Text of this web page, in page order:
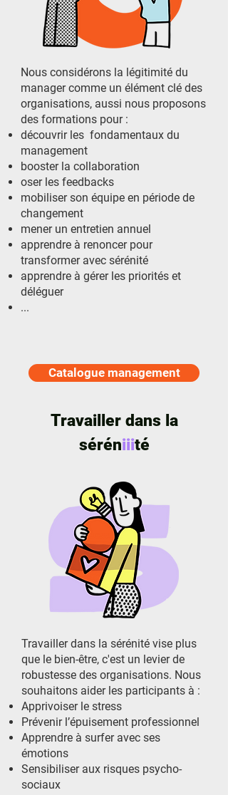
Nous considérons la légitimité du
manager comme un élément clé des
organisations, aussi nous proposons
des formations pour :
découvrir les fondamentaux du
management
booster la collaboration
oser les feedbacks
mobiliser son équipe en période de
changement
mener un entretien annuel
apprendre à renoncer pour
transformer avec sérénité
apprendre à gérer les priorités et
déléguer
...
Catalogue management
Travailler dans la
séréniiité
Travailler dans la sérénité vise plus
que le bien-être, c'est un levier de
robustesse des organisations. Nous
souhaitons aider les participants à :
Apprivoiser le stress
Prévenir l’épuisement professionnel
Apprendre à surfer avec ses
émotions
Sensibiliser aux risques psycho-
sociaux